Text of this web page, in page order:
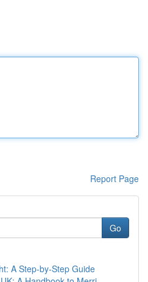
Report Page
Go
A Step-by-Step Guide